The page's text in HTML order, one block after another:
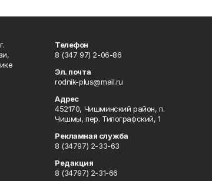
Телефон
8 (347 97) 2-06-86
Эл. почта
rodnik-plus@mail.ru
Адрес
452170, Чишминский район, п.
Чишмы, пер. Типографский, 1
Рекламная служба
8 (34797) 2-33-63
Редакция
8 (34797) 2-31-66